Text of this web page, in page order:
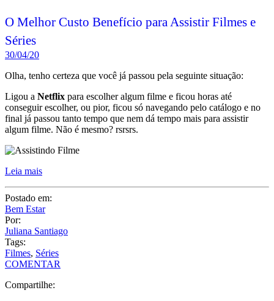
O Melhor Custo Benefício para Assistir Filmes e
Séries
30/04/20
Olha, tenho certeza que você já passou pela seguinte situação:
Ligou a Netflix para escolher algum filme e ficou horas até
conseguir escolher, ou pior, ficou só navegando pelo catálogo e no
final já passou tanto tempo que nem dá tempo mais para assistir
algum filme. Não é mesmo? rsrsrs.
Leia mais
Postado em:
Bem Estar
Por:
Juliana Santiago
Tags:
Filmes, Séries
COMENTAR
Compartilhe: